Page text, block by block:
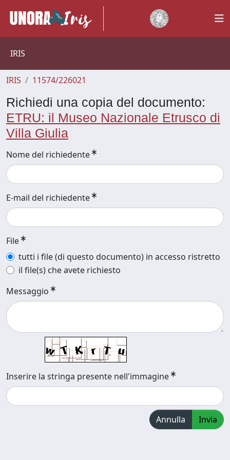
IRIS
IRIS 11574/226021
Richiedi una copia del documento:
ETRU: il Museo Nazionale Etrusco di
Villa Giulia
Nome del richiedente
E-mail del richiedente
File
tutti i file (di questo documento) in accesso ristretto
il file(s) che avete richiesto
Messaggio
Inserire la stringa presente nell'immagine
Annulla Invia